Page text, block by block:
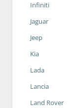
Infiniti
Jaguar
Jeep
Kia
Lada
Lancia
Land Rover